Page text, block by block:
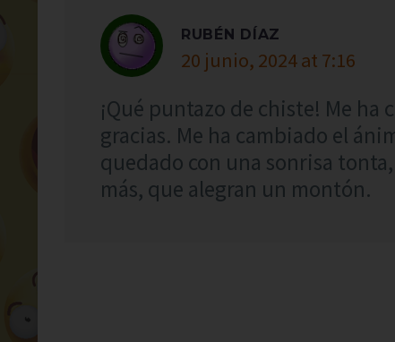
RUBÉN DÍAZ
20 junio, 2024 at 7:16
¡Qué puntazo de chiste! Me
gracias. Me ha cambiado el
quedado con una sonrisa
más, que alegran un montón.